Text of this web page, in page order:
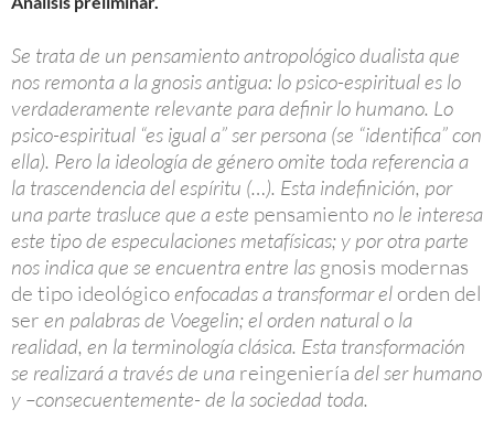
Se trata de un pensamiento antropológico dualista que
nos remonta a la gnosis antigua: lo psico-espiritual es lo
verdaderamente relevante para definir lo humano. Lo
psico-espiritual “es igual a” ser persona (se “identifica” con
ella). Pero la ideología de género omite toda referencia a
la trascendencia del espíritu (…). Esta indefinición, por
una parte trasluce que a este pensamiento no le interesa
este tipo de especulaciones metafísicas; y por otra parte
nos indica que se encuentra entre las gnosis modernas
de tipo ideológicoenfocadas a transformar el orden del
ser en palabras de Voegelin; el orden natural o la
realidad, en la terminología clásica. Esta transformación
se realizará a través de una reingeniería del ser humano
y –consecuentemente- de la sociedad toda.